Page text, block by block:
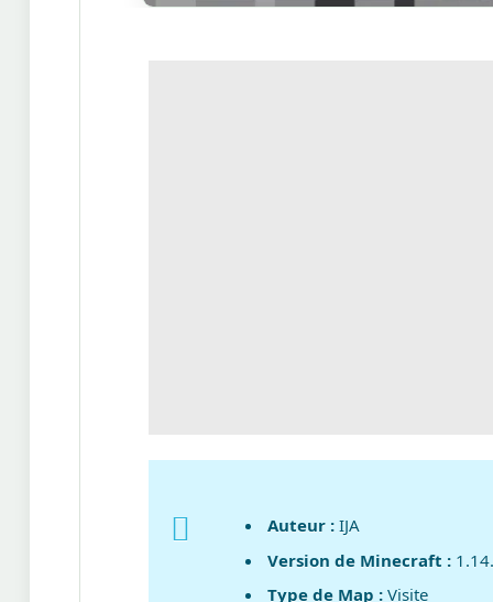
Auteur : IJA
Version de Minecraft :
Type de Map :Visite